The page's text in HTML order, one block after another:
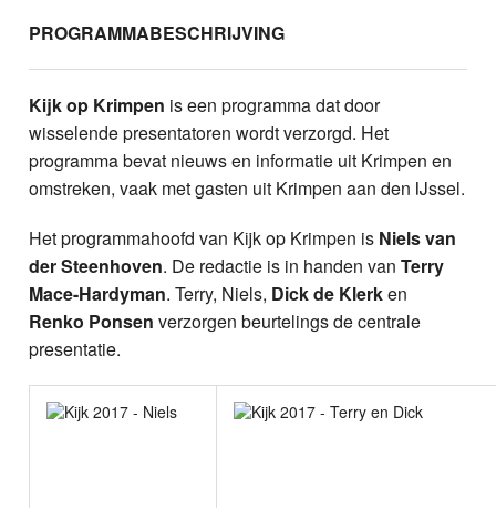
PROGRAMMABESCHRIJVING
Kijk op Krimpen is een programma dat door
wisselende presentatoren wordt verzorgd. Het
programma bevat nieuws en informatie uit Krimpen en
omstreken, vaak met gasten uit Krimpen aan den IJssel.
Het programmahoofd van Kijk op Krimpen is Niels van
der Steenhoven. De redactie is in handen vanTerry
Mace-Hardyman. Terry, Niels, Dick de Klerken
Renko Ponsen verzorgen beurtelings de centrale
presentatie.